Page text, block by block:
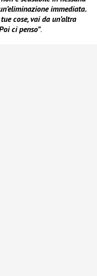
immediata.
cose, vai da un’altra
ci penso”.